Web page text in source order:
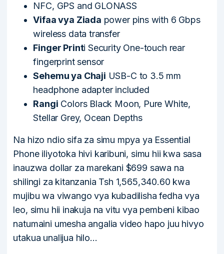
NFC, GPS and GLONASS
Vifaa vya Ziada power pins with 6 Gbps
wireless data transfer
Finger Printi Security One-touch rear
fingerprint sensor
Sehemu ya Chaji USB-C to 3.5 mm
headphone adapter included
Rangi Colors Black Moon, Pure White,
Stellar Grey, Ocean Depths
Na hizo ndio sifa za simu mpya ya Essential
Phone iliyotoka hivi karibuni, simu hii kwa sasa
inauzwa dollar za marekani $699 sawa na
shilingi za kitanzania Tsh 1,565,340.60 kwa
mujibu wa viwango vya kubadilisha fedha vya
leo, simu hii inakuja na vitu vya pembeni kibao
natumaini umesha angalia video hapo juu hivyo
utakua unalijua hilo…